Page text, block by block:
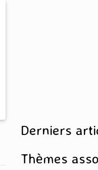
Derniers
Thèmes